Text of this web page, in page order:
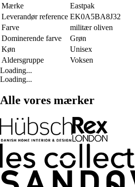
Mærke
Eastpak
Leverandør reference EK0A5BA8J32
Farve
militær oliven
Dominerende farve
Grøn
Køn
Unisex
Aldersgruppe
Voksen
Loading...
Loading...
Alle vores mærker